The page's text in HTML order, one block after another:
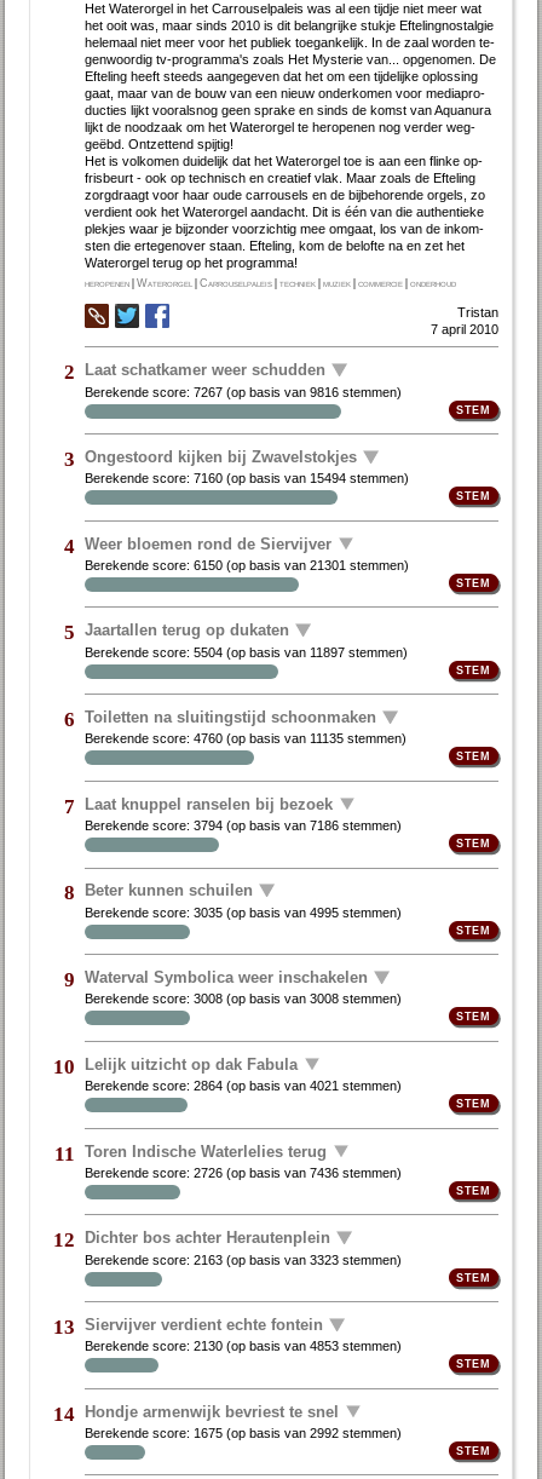
Het Wa­ter­or­gel in het Car­rou­sel­pa­leis was al een tijd­je niet meer wat
het ooit was, maar sinds 2010 is dit be­lang­rij­ke stuk­je Ef­te­ling­nostal­gie
he­le­maal niet meer voor het pu­bliek toe­gan­ke­lijk. In de zaal wor­den te­
gen­woor­dig tv-pro­gram­ma's zo­als Het Mysterie van... op­ge­no­men. De
Ef­te­ling heeft steeds aan­ge­ge­ven dat het om een tij­de­lij­ke op­los­sing
gaat, maar van de bouw van een nieuw on­der­ko­men voor me­dia­pro­
duc­ties lijkt voor­als­nog geen spra­ke en sinds de komst van Aquan­ura
lijkt de nood­zaak om het Wa­ter­or­gel te her­o­pe­nen nog ver­der weg­
geëbd. Ont­zet­tend spij­tig!
Het is vol­ko­men dui­de­lijk dat het Wa­ter­or­gel toe is aan een flin­ke op­
fris­beurt - ook op tech­nisch en cre­a­tief vlak. Maar zo­als de Ef­te­ling
zorgdraagt voor haar ou­de car­rou­sels en de bij­be­ho­ren­de or­gels, zo
ver­dient ook het Wa­ter­or­gel aan­dacht. Dit is één van die au­then­tie­ke
plek­jes waar je bij­zon­der voor­zich­tig mee om­gaat, los van de in­kom­
sten die er­te­gen­over staan. Ef­te­ling, kom de be­lof­te na en zet het
Water­orgel terug op het pro­gram­ma!
heropenen |Waterorgel |Carrouselpaleis |techniek |muziek |commercie |onderhoud
Tristan
7 april 2010
2 Laat schatkamer weer schudden
Berekende score:7267 (op basis van9816 stemmen)
3 Ongestoord kijken bij Zwavelstokjes
Berekende score:7160 (op basis van 15494 stemmen)
4 Weer bloemen rond de Siervijver
Berekende score:6150 (op basis van21301 stemmen)
5 Jaartallen terug op dukaten
Berekende score:5504 (op basis van 11897 stemmen)
6 Toiletten na sluitingstijd schoonmaken
Berekende score:4760 (op basis van 11135 stemmen)
7 Laat knuppel ranselen bij bezoek
Berekende score:3794 (op basis van7186 stemmen)
8 Beter kunnen schuilen
Berekende score:3035 (op basis van4995 stemmen)
9 Waterval Symbolica weer inschakelen
Berekende score:3008 (op basis van3008 stemmen)
10 Lelijk uitzicht op dak Fabula
Berekende score:2864 (op basis van4021 stemmen)
11 Toren Indische Waterlelies terug
Berekende score:2726 (op basis van7436 stemmen)
12 Dichter bos achter Herautenplein
Berekende score:2163 (op basis van3323 stemmen)
13 Siervijver verdient echte fontein
Berekende score:2130 (op basis van4853 stemmen)
14 Hondje armenwijk bevriest te snel
Berekende score: 1675 (op basis van2992 stemmen)